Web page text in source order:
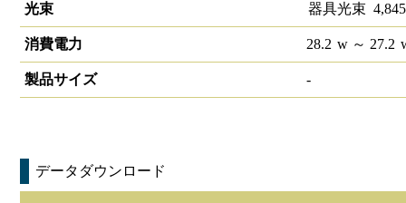
光束 器具光束 4,845
消費電力 28.2 w～ 27.2
製品サイズ -
データダウンロード